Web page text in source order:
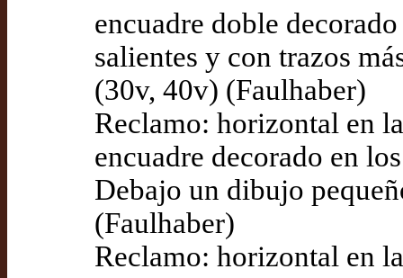
encuadre doble
salientes y con trazos
(30v, 40v) (Faulhaber)
Reclamo: horizontal en
encuadre decorado en
Debajo un dibujo
(Faulhaber)
Reclamo: horizontal en